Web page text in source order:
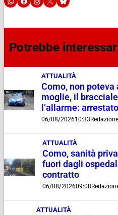
Potrebbe
ATTUALITÀ
Como, non
moglie, il
l’allarme: arrestato
06/08/202610:33 Redazione
ATTUALITÀ
Como, sanità
fuori dagli
contratto
06/08/202609:08
ATTUALITÀ